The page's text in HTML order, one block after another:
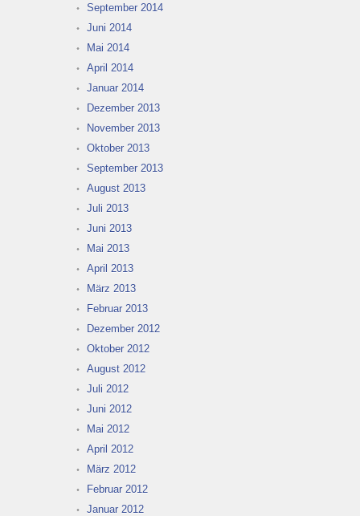
September 2014
Juni 2014
Mai 2014
April 2014
Januar 2014
Dezember 2013
November 2013
Oktober 2013
September 2013
August 2013
Juli 2013
Juni 2013
Mai 2013
April 2013
März 2013
Februar 2013
Dezember 2012
Oktober 2012
August 2012
Juli 2012
Juni 2012
Mai 2012
April 2012
März 2012
Februar 2012
Januar 2012